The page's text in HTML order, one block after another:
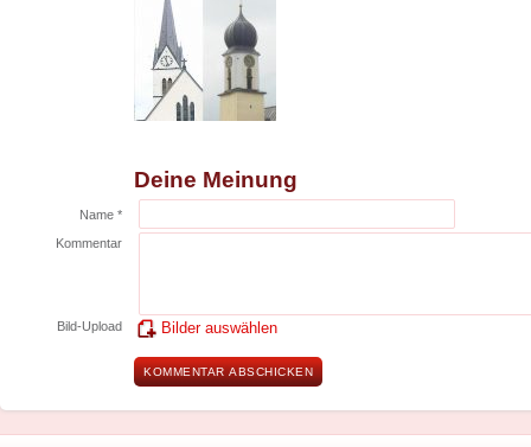
Deine Meinung
Name *
Kommentar
Bild-Upload Bilder auswählen